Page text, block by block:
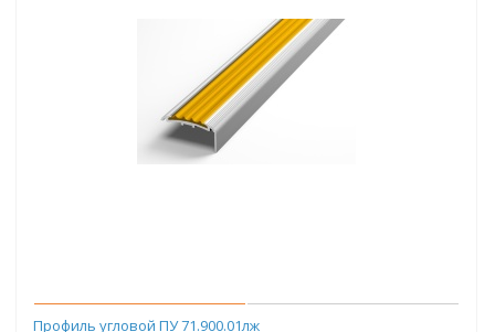
Профиль угловой ПУ 71.900.01лж